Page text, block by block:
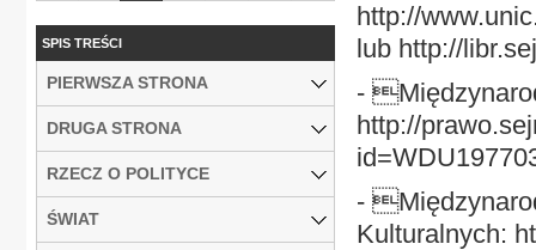
http://
lub http://
-
http://
-
Kulturalnych:
SPIS TREŚCI
PIERWSZA STRONA
DRUGA STRONA
RZECZ O POLITYCE
ŚWIAT